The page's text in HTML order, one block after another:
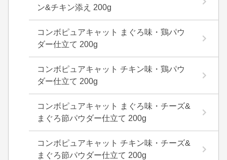
ン&チキン添え 200g
コンボピュアキャット まぐろ味・鶏パウ
ダー仕立て 200g
コンボピュアキャット チキン味・鶏パウ
ダー仕立て 200g
コンボピュアキャット まぐろ味・チーズ&
まぐろ節パウダー仕立て 200g
コンボピュアキャット チキン味・チーズ&
まぐろ節パウダー仕立て 200g